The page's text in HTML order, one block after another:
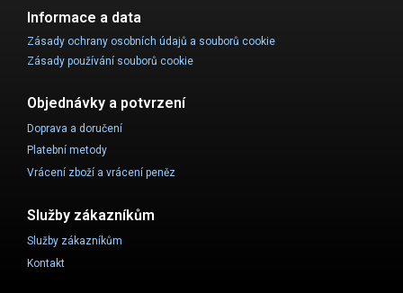
Informace a data
Zásady ochrany osobních údajů a souborů cookie
Zásady používání souborů cookie
Objednávky a potvrzení
Doprava a doručení
Platební metody
Vrácení zboží a vrácení peněz
Služby zákazníkům
Služby zákazníkům
Kontakt